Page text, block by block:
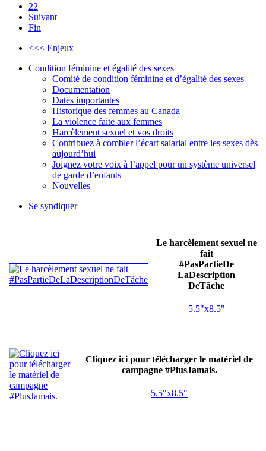
22
Suivant
Fin
<<< Enjeux
Condition féminine et égalité des sexes
Comité de condition féminine et d’égalité des sexes
Documentation
Dates importantes
Historique des femmes au Canada
La violence faite aux femmes
Harcèlement sexuel et vos droits
Contribuez à combler l’écart salarial entre les sexes dès
aujourd’hui
Joignez votre voix à l’appel pour un système universel
de garde d’enfants
Nouvelles
Se syndiquer
Le harcèlement sexuel ne
fait
#PasPartieDe
LaDescription
DeTâche
5.5"x8.5"
Cliquez ici pour télécharger le matériel de
campagne #PlusJamais.
5.5"x8.5"